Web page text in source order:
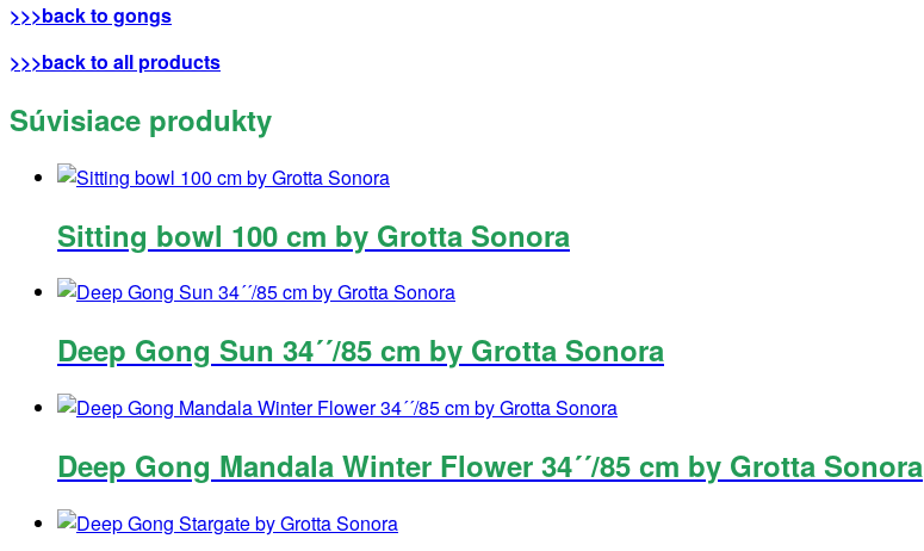
>>>back to gongs
>>>back to all products
Súvisiace produkty
Sitting bowl 100 cm by Grotta Sonora
Deep Gong Sun 34´´/85 cm by Grotta Sonora
Deep Gong Mandala Winter Flower 34´´/85 cm by Grotta Sonora